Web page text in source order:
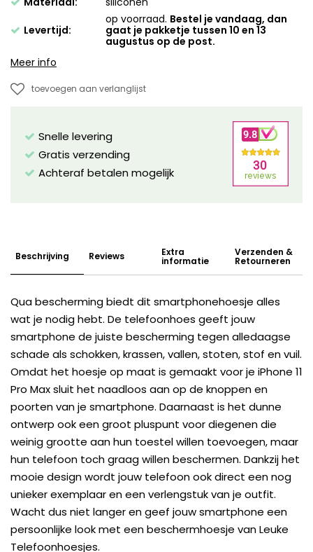
Levertijd:
op voorraad. Bestel je vandaag, dan
gaat je pakketje tussen 10 en 13
augustus op de post.
Meer info
toevoegen aan verlanglijst
Snelle levering
Gratis verzending
Achteraf betalen mogelijk
Beschrijving Reviews Extra
informatie
Verzenden &
Retourneren
Qua bescherming biedt dit smartphonehoesje alles
wat je nodig hebt. De telefoonhoes geeft jouw
smartphone de juiste bescherming tegen alledaagse
schade als schokken, krassen, vallen, stoten, stof en vuil.
Omdat het hoesje op maat is gemaakt voor je iPhone 11
Pro Max sluit het naadloos aan op de knoppen en
poorten van je smartphone. Daarnaast is het dunne
ontwerp ook een groot pluspunt voor diegenen die
weinig grootte aan hun toestel willen toevoegen, maar
hun telefoon toch graag willen beschermen. Dankzij het
mooie design wordt jouw telefoon ook direct een nog
unieker exemplaar en een verlengstuk van je outfit.
Wacht dus niet langer en geef jouw smartphone een
persoonlijke look met een beschermhoesje van Leuke
Telefoonhoesjes.